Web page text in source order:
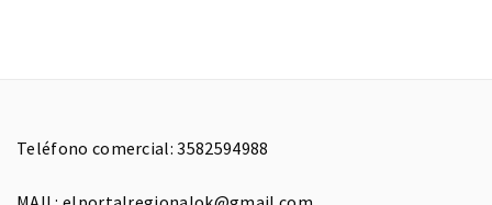
Teléfono comercial: 3582594988